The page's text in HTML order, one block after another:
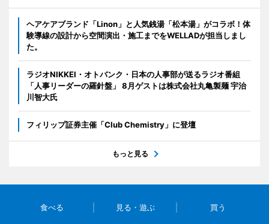
ヘアケアブランド「Linon」と人気銭湯「松本湯」がコラボ！体
験導線の設計から空間演出・施工までをWELLADが担当しまし
た。
ラジオNIKKEI・オトバンク・日本の人事部が送るラジオ番組
「人事リーダーの羅針盤」 8月ゲストは株式会社丸亀製麺 宇治
川智大氏
フィリップ証券主催「Club Chemistry」に登壇
もっと見る
食べる 見る・遊ぶ 買う